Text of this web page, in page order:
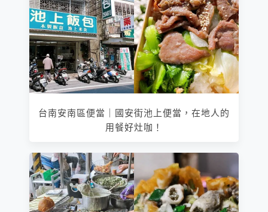
台南安南區便當｜國安街池上便當，在地人的
用餐好灶咖！